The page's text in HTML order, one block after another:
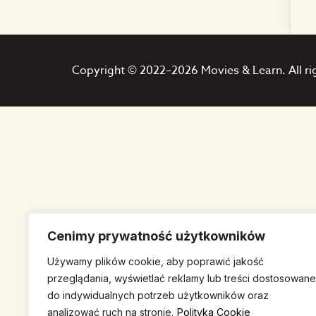
Cenimy prywatność użytkowników
Używamy plików cookie, aby poprawić jakość
przeglądania, wyświetlać reklamy lub treści dostosowane
do indywidualnych potrzeb użytkowników oraz
analizować ruch na stronie. Polityka Cookie
Copyright © 2022–2026 Movies & Learn. All